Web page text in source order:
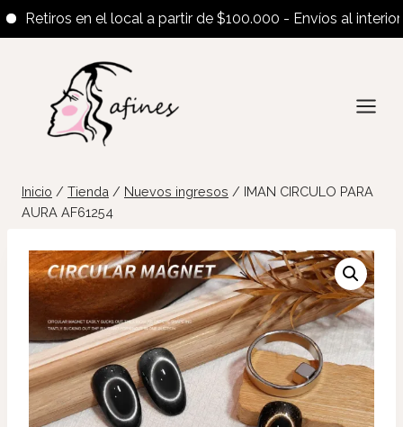
en el local a partir de $100.000 - Envíos al interior a
contenido
Inicio / Tienda / Nuevos ingresos / IMAN CIRCULO PARA
AURA AF61254